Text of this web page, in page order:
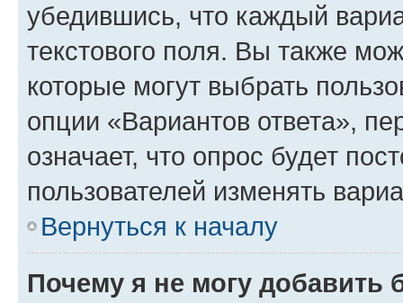
убедившись, что каждый
текстового поля. Вы также
которые могут выбрать
опции «Вариантов ответа»,
означает, что опрос будет
пользователей изменять
Вернуться к началу
Почему я не могу добавить